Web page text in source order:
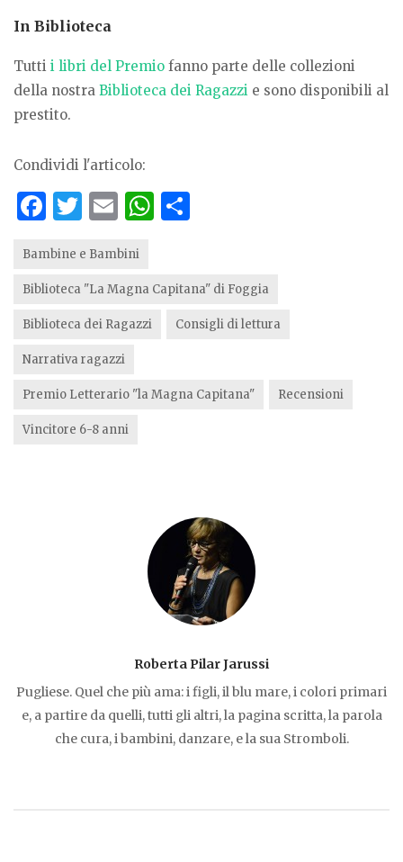
In Biblioteca
Tutti i libri del Premio fanno parte delle collezioni
della nostra Biblioteca dei Ragazzi e sono disponibili al
prestito.
Condividi l'articolo:
F
c
e
b
o
o
k
T
it
te
r
E
ai
l
W
s
e
Bambine e Bambini
Biblioteca "La Magna Capitana" di Foggia
Biblioteca dei Ragazzi Consigli di lettura
Narrativa ragazzi
Premio Letterario "la Magna Capitana" Recensioni
Vincitore 6-8 anni
Roberta Pilar Jarussi
Pugliese. Quel che più ama: i figli, il blu mare, i colori primari
e, a partire da quelli, tutti gli altri, la pagina scritta, la parola
che cura, i bambini, danzare, e la sua Stromboli.